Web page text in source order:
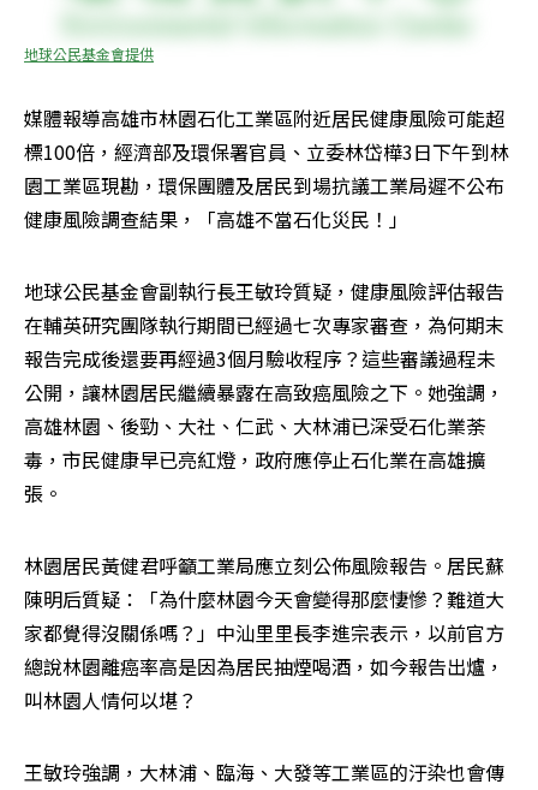
地球公民基金會提供
媒體報導高雄市林園石化工業區附近居民健康風險可能超
標100倍，經濟部及環保署官員、立委林岱樺3日下午到林
園工業區現勘，環保團體及居民到場抗議工業局遲不公布
健康風險調查結果，「高雄不當石化災民！」
地球公民基金會副執行長王敏玲質疑，健康風險評估報告
在輔英研究團隊執行期間已經過七次專家審查，為何期末
報告完成後還要再經過3個月驗收程序？這些審議過程未
公開，讓林園居民繼續暴露在高致癌風險之下。她強調，
高雄林園、後勁、大社、仁武、大林浦已深受石化業荼
毒，市民健康早已亮紅燈，政府應停止石化業在高雄擴
張。
林園居民黃健君呼籲工業局應立刻公佈風險報告。居民蘇
陳明后質疑：「為什麼林園今天會變得那麼悽慘？難道大
家都覺得沒關係嗎？」中汕里里長李進宗表示，以前官方
總說林園離癌率高是因為居民抽煙喝酒，如今報告出爐，
叫林園人情何以堪？
王敏玲強調，大林浦、臨海、大發等工業區的汙染也會傳